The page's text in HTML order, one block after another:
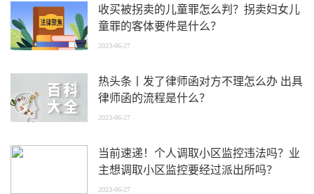
收买被拐卖的儿童罪怎么判？拐卖妇女儿
童罪的客体要件是什么？
2023-06-27
热头条丨发了律师函对方不理怎么办 出具
律师函的流程是什么？
2023-06-27
当前速递！个人调取小区监控违法吗？业
主想调取小区监控要经过派出所吗？
2023-06-27